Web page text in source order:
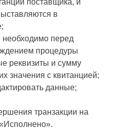
в
необходимо перед
процедуры
реквизиты и сумму
значения с квитанцией;
данные;
транзакции на